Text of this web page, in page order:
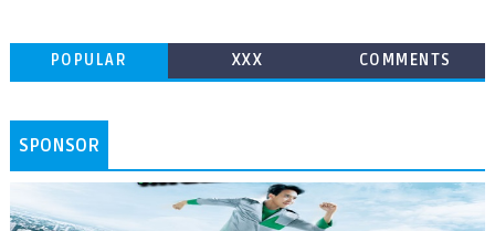
POPULAR XXX COMMENTS
SPONSOR